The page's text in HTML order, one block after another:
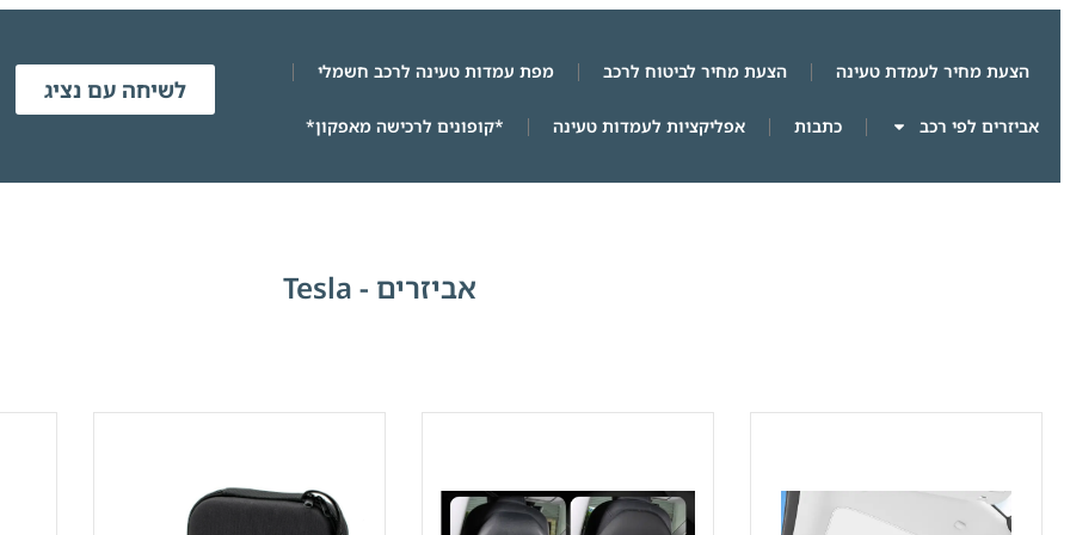
הצעת מחיר לעמדת טעינה הצעת מחיר לביטוח לרכב מפת עמדות טעינה לרכב חשמלי
אביזרים לפי רכב כתבות אפליקציות לעמדות טעינה *קופונים לרכישה מאפקון*
לשיחה עם נציג
אביזרים - Tesla